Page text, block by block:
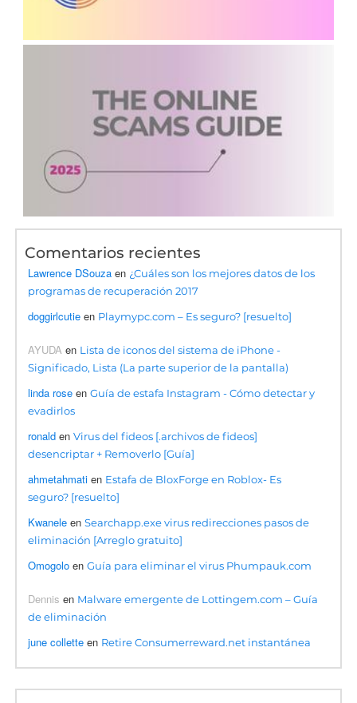
Comentarios recientes
Lawrence DSouza en ¿Cuáles son los mejores datos de los
programas de recuperación 2017
doggirlcutie en Playmypc.com – Es seguro? [resuelto]
AYUDA en Lista de iconos del sistema de iPhone -
Significado, Lista (La parte superior de la pantalla)
linda rose enGuía de estafa Instagram - Cómo detectar y
evadirlos
ronald enVirus del fideos [.archivos de fideos]
desencriptar + Removerlo [Guía]
ahmetahmati en Estafa de BloxForge en Roblox- Es
seguro? [resuelto]
Kwanele enSearchapp.exe virus redirecciones pasos de
eliminación [Arreglo gratuito]
Omogolo enGuía para eliminar el virus Phumpauk.com
Dennis en Malware emergente de Lottingem.com – Guía
de eliminación
june collette en Retire Consumerreward.net instantánea